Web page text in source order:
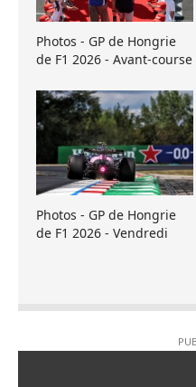
Photos - GP de Hongrie
de F1 2026 - Avant-course
Photos - GP de Hongrie
de F1 2026 - Vendredi